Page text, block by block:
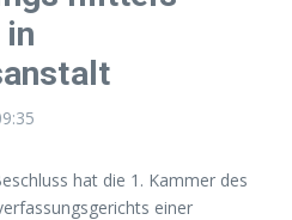
hat die 1. Kammer des
einer